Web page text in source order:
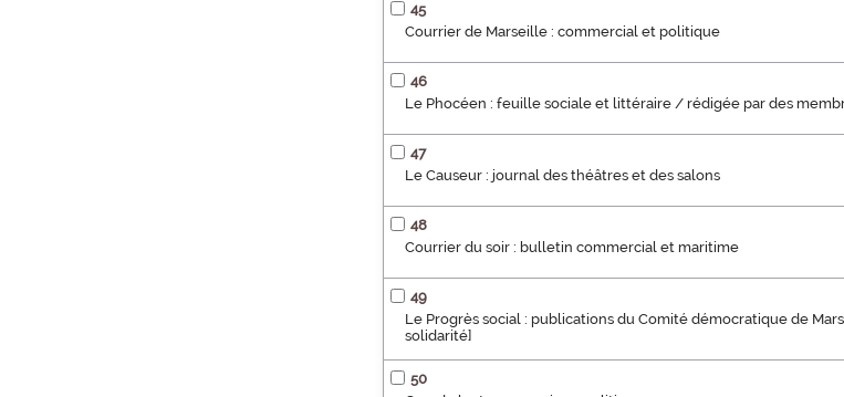
45
Courrier de Marseille : commercial et politique
46
Le Phocéen : feuille sociale et littéraire / rédigée par des
47
Le Causeur : journal des théâtres et des salons
48
Courrier du soir : bulletin commercial et maritime
49
Le Progrès social : publications du Comité démocratique de
solidarité]
50